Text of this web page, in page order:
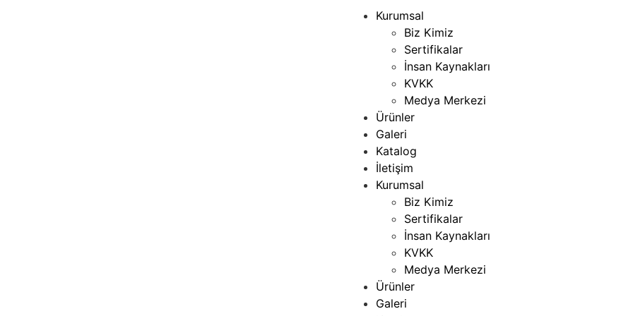
Kurumsal
Biz Kimiz
Sertifikalar
İnsan Kaynakları
KVKK
Medya Merkezi
Ürünler
Galeri
Katalog
İletişim
Kurumsal
Biz Kimiz
Sertifikalar
İnsan Kaynakları
KVKK
Medya Merkezi
Ürünler
Galeri